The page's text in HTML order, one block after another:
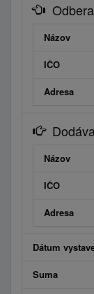
Názov
IČO
Adresa
Názov
IČO
Adresa
Dátum
Suma